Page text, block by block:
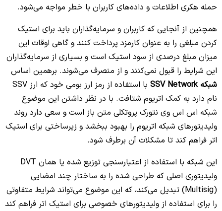
حمله هکری اطلاعات و داده‌های کاربران با خطر مواجه می‌شود.
همچنین از آنجایی که کاربران و سرمایه‌گذاران باید برای استیک
کردن مبلغی را به عنوان کارمزد پرداخت کنند و گاهی اوقات این
میزان مبلغ درصدی از سود استیک است و بسیاری از سرمایه‌گذاران
این شرایط را قبول نمی‌کنند و از منصرف می‌شوند. برهمین اساس
شبکه SSV Network
با استفاده از رمز ارز بومی خود که ارز SSV
نام دارد به کمک اتریوم شتافت. با در نظر داشتن این موضوع
شبکه اس اس وی نتورک پروتکلی متن باز است و سعی دارد روند
ولیدیتورهای شبکه اتریوم را بهبود ببخشد و زیرساختی برای استیک
اتر فراهم کند تا مشکلات آن برطرف شود.
این شبکه با استفاده از اعتبارسنجی توزیع شده یا همان DVT
ولیدیتوری اصلی که طراحی شده را به ساختار چند امضایی
(Multisig) تبدیل می‌کند، که این موضوع می‌تواند شرایط متفاوتی
را برای استفاده از ولیدیتورهای خصوصی برای استیک اتر فراهم کند